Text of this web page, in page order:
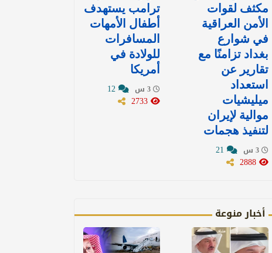
مكثف لقوات
الأمن العراقية
في شوارع
بغداد تزامنًا مع
تقارير عن
استعداد
ميليشيات
موالية لإيران
لتنفيذ هجمات
ترامب يستهدف
أطفال الأمهات
المسافرات
للولادة في
أمريكا
أخبار منوعة